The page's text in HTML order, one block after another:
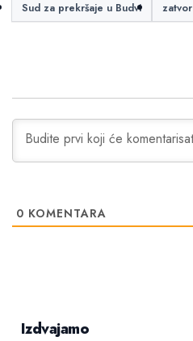
Sud za prekršaje u Budvi
zatvor
0 KOMENTARA
Izdvajamo